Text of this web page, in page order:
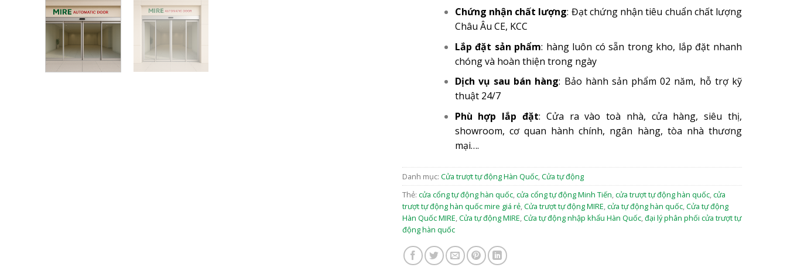
Chứng nhận chất lượng: Đạt chứng nhận tiêu chuẩn chất lượng
Châu Âu CE, KCC
Lắp đặt sản phẩm: hàng luôn có sẵn trong kho, lắp đặt nhanh
chóng và hoàn thiện trong ngày
Dịch vụ sau bán hàng: Bảo hành sản phẩm 02 năm, hỗ trợ kỹ
thuật 24/7
Phù hợp lắp đặt: Cửa ra vào toà nhà, cửa hàng, siêu thị,
showroom, cơ quan hành chính, ngân hàng, tòa nhà thương
mại….
Danh mục: Cửa trượt tự động Hàn Quốc,Cửa tự động
Thẻ: cửa cổng tự động hàn quốc,cửa cổng tự động Minh Tiến,cửa trượt tự động hàn quốc,cửa
trượt tự động hàn quốc mire giá rẻ,Cửa trượt tự động MIRE,cửa tự động hàn quốc,Cửa tự động
Hàn Quốc MIRE,Cửa tự động MIRE,Cửa tự động nhập khẩu Hàn Quốc,đại lý phân phối cửa trượt tự
động hàn quốc